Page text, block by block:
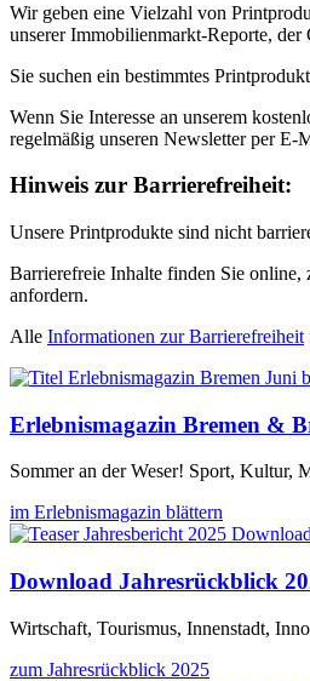
Wir geben eine Vielzahl von
unserer Immobilienmarkt-Reporte,
Sie suchen ein bestimmtes
Wenn Sie Interesse an unserem
regelmäßig unseren Newsletter per E-
Hinweis zur Barrierefreiheit:
Unsere Printprodukte sind nicht
Barrierefreie Inhalte finden Sie online,
anfordern.
Alle Informationen zur Barrierefreiheit
Erlebnismagazin Bremen &
Sommer an der Weser! Sport, Kultur,
im Erlebnismagazin blättern
Download Jahresrückblick
Wirtschaft, Tourismus, Innenstadt,
zum Jahresrückblick 2025